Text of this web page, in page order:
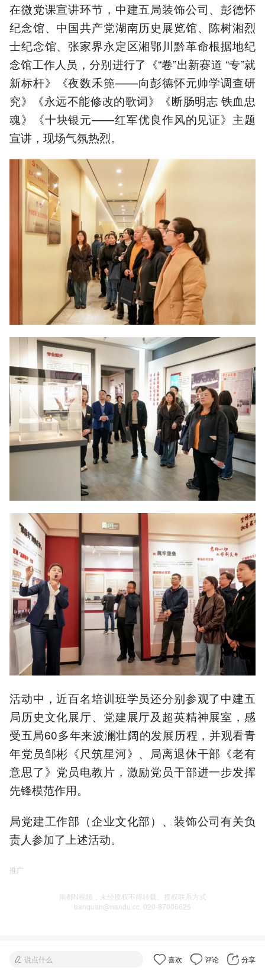
在微党课宣讲环节，中建五局装饰公司、彭德怀
纪念馆、中国共产党湖南历史展览馆、陈树湘烈
士纪念馆、张家界永定区湘鄂川黔革命根据地纪
念馆工作人员，分别进行了《“卷”出新赛道 “专”就
新标杆》《夜数禾篼——向彭德怀元帅学调查研
究》《永远不能修改的歌词》《断肠明志 铁血忠
魂》《十块银元——红军优良作风的见证》主题
宣讲，现场气氛热烈。
活动中，近百名培训班学员还分别参观了中建五
局历史文化展厅、党建展厅及超英精神展室，感
受五局60多年来波澜壮阔的发展历程，并观看青
年党员邹彬《尺筑星河》、局离退休干部《老有
意思了》党员电教片，激励党员干部进一步发挥
先锋模范作用。
局党建工作部（企业文化部）、装饰公司有关负
责人参加了上述活动。
推广
南都N视频，未经授权不得转载、授权联系方式
banquan@nandu.cc. 020-87006626
说点什么 喜欢 评论 分享